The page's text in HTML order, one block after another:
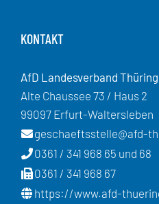
KONTAKT
AfD Landesverband
Alte Chaussee 73 / Haus 2
99097 Erfurt-Waltersleben
geschaeftsstelle@afd-
0361 / 341 968 65 und 68
0361 / 341 968 67
https://www.afd-